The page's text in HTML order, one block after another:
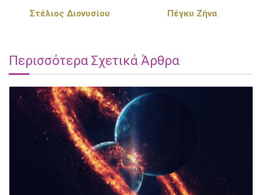
Στέλιος Διονυσίου Πέγκυ Ζήνα
Περισσότερα Σχετικά Άρθρα